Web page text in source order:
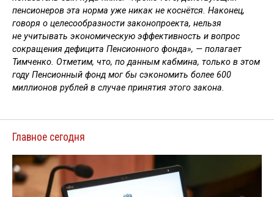
пенсионеров эта норма уже никак не коснётся. Наконец,
говоря о целесообразности законопроекта, нельзя
не учитывать экономическую эффективность и вопрос
сокращения дефицита Пенсионного фонда», — полагает
Тимченко. Отметим, что, по данным кабмина, только в этом
году Пенсионный фонд мог бы сэкономить более 600
миллионов рублей в случае принятия этого закона.
Главное сегодня